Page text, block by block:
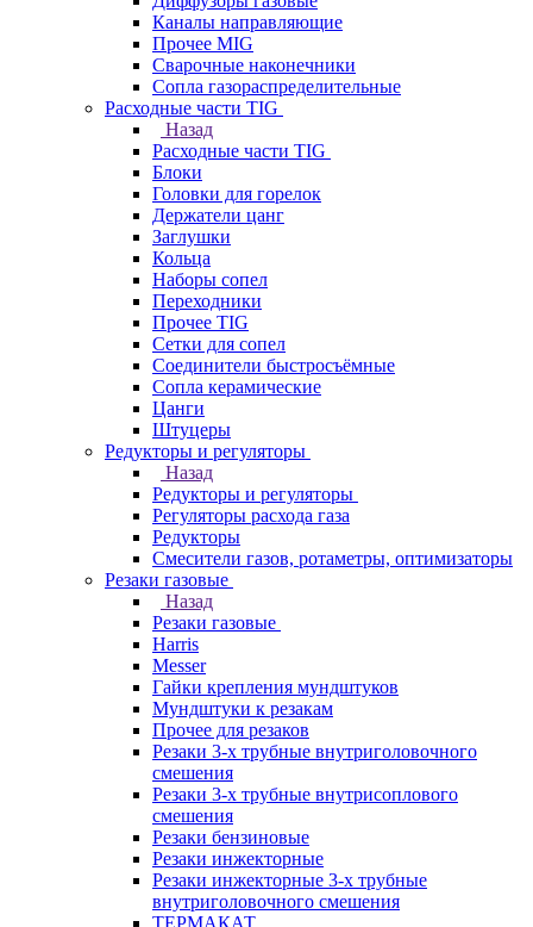
Каналы направляющие
Прочее MIG
Сварочные наконечники
Сопла газораспределительные
Расходные части TIG
Назад
Расходные части TIG
Блоки
Головки для горелок
Держатели цанг
Заглушки
Кольца
Наборы сопел
Переходники
Прочее TIG
Сетки для сопел
Соединители быстросъёмные
Сопла керамические
Цанги
Штуцеры
Редукторы и регуляторы
Назад
Редукторы и регуляторы
Регуляторы расхода газа
Редукторы
Смесители газов, ротаметры, оптимизаторы
Резаки газовые
Назад
Резаки газовые
Harris
Messer
Гайки крепления мундштуков
Мундштуки к резакам
Прочее для резаков
Резаки 3-х трубные внутриголовочного
смешения
Резаки 3-х трубные внутрисоплового
смешения
Резаки бензиновые
Резаки инжекторные
Резаки инжекторные 3-х трубные
внутриголовочного смешения
ТЕРМАКАТ